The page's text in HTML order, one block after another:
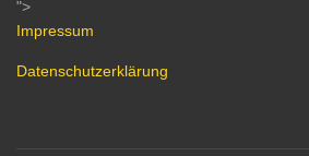
">
Impressum
Datenschutzerklärung